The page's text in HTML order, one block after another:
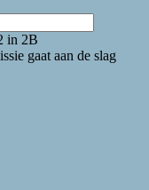
in 2B
gaat aan de slag